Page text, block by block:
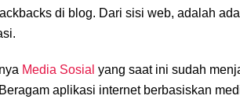
di blog. Dari sisi web, adalah
Media Sosial yang saat ini sudah
aplikasi internet berbasiskan